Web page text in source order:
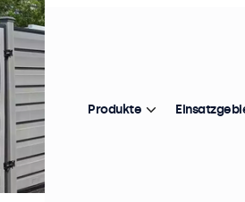
Produkte